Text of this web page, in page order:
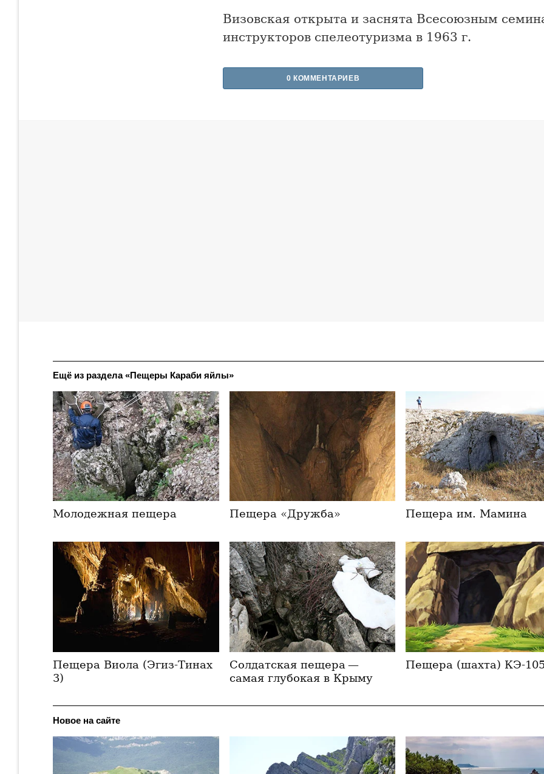
Визовская открыта и заснята Всесоюзным
инструкторов спелеотуризма в 1963 г.
0 КОММЕНТАРИЕВ
Ещё из раздела «Пещеры Караби яйлы»
Молодежная пещера Пещера «Дружба» Пещера им. Мамина
Пещера Виола (Эгиз-Тинах
3)
Солдатская пещера —
самая глубокая в Крыму
Пещера (шахта) КЭ-
Новое на сайте